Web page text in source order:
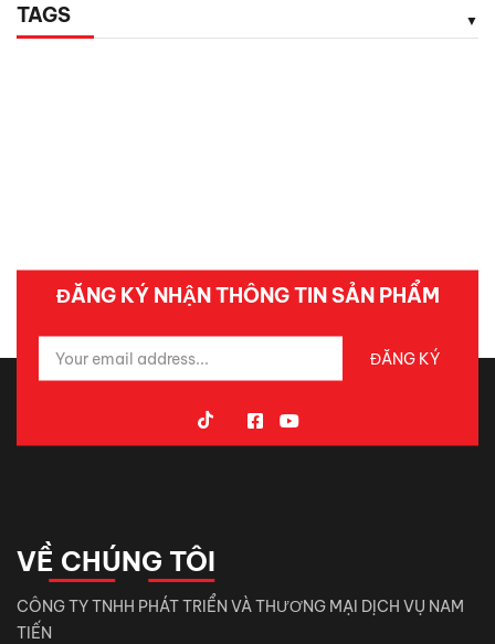
TAGS
ĐĂNG KÝ NHẬN THÔNG TIN SẢN PHẨM
VỀ CHÚNG TÔI
CÔNG TY TNHH PHÁT TRIỂN VÀ THƯƠNG MẠI DỊCH VỤ NAM
TIẾN